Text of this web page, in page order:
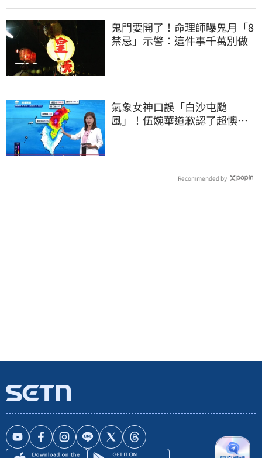
鬼門要開了！命理師曝鬼月「8
禁忌」示警：這件事千萬別做
氣象女神口誤「白沙屯颱
風」！伍婉華道歉認了超懊
Recommended by